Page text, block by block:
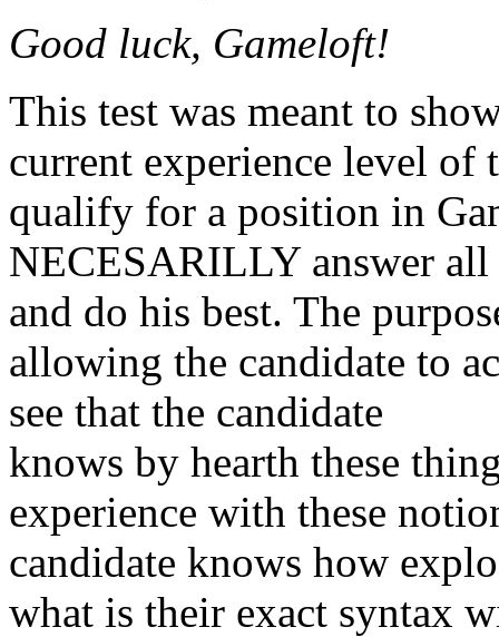
Good luck, Gameloft!
This test was meant to
current experience level of
qualify for a position in
NECESARILLY answer
and do his best. The
allowing the candidate to
see that the candidate
knows by hearth these
experience with these
candidate knows how
what is their exact syntax